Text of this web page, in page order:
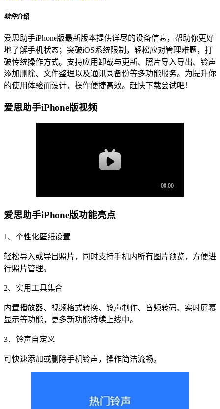
软件介绍
爱思助手iPhone版最新版本提供详尽的设备信息，帮助你更好
地了解手机状态；突破iOS系统限制，轻松应对管理难题，打
破传统操作方式。支持应用卸载与更新、照片导入导出、铃声
添加删除、文件整理以及通讯录备份等多功能服务。为提升你
的使用体验而设计，操作便捷高效。赶快下载尝试吧！
爱思助手iPhone版视频
爱思助手iPhone版功能亮点
1、个性化壁纸设置
轻松导入或导出照片，同时支持手机内所有图片预览，方便进
行照片管理。
2、实用工具集合
内置播放器、视频格式转换、铃声制作、音频转码、实时屏幕
显示等功能，更多新功能持续上线中。
3、铃声自定义
可快速添加或删除手机铃声，操作简洁流畅。